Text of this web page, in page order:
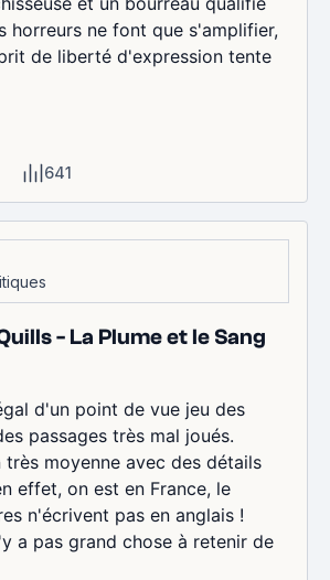
horreurs ne font que s'amplifier,
de liberté d'expression tente
641
- La Plume et le Sang
d'un point de vue jeu des
passages très mal joués.
très moyenne avec des détails
effet, on est en France, le
n'écrivent pas en anglais !
a pas grand chose à retenir de